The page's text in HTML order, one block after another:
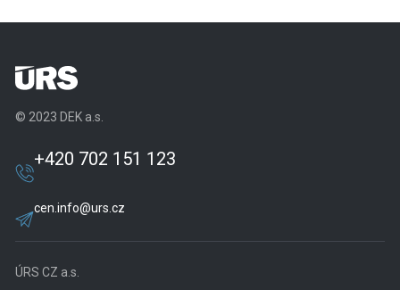
© 2023 DEK a.s.
+420 702 151 123
cen.info@urs.cz
ÚRS CZ a.s.